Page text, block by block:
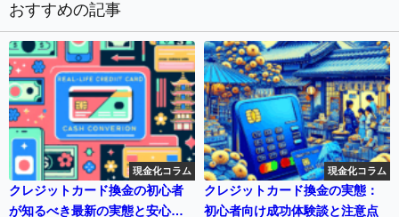
おすすめの記事
現金化コラム
クレジットカード換金の初心者
が知るべき最新の実態と安心の
現金化コラム
クレジットカード換金の実態：
初心者向け成功体験談と注意点